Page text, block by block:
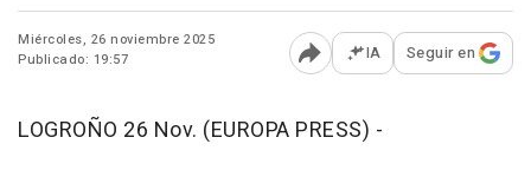
Miércoles, 26 noviembre 2025
Publicado: 19:57
Abrir opciones para
IA Seguir en
LOGROÑO 26 Nov. (EUROPA PRESS) -